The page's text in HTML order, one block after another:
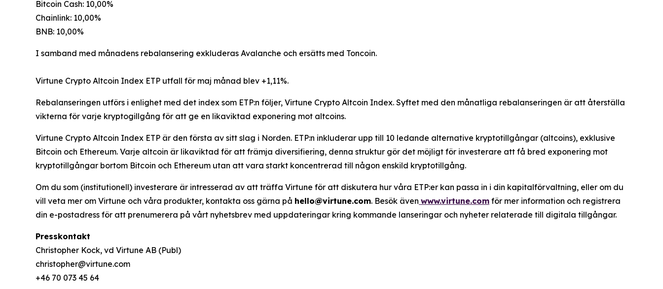
Bitcoin Cash: 10,00%
Chainlink: 10,00%
BNB: 10,00%
I samband med månadens rebalansering exkluderas Avalanche och ersätts med Toncoin.
Virtune Crypto Altcoin Index ETP utfall för maj månad blev +1,11%.
Rebalanseringen utförs i enlighet med det index som ETP:n följer, Virtune Crypto Altcoin Index. Syftet med den månatliga rebalanseringen är att återställa
vikterna för varje kryptogillgång för att ge en likaviktad exponering mot altcoins.
Virtune Crypto Altcoin Index ETP är den första av sitt slag i Norden. ETP:n inkluderar upp till 10 ledande alternative kryptotillgångar (altcoins), exklusive
Bitcoin och Ethereum. Varje altcoin är likaviktad för att främja diversifiering, denna struktur gör det möjligt för investerare att få bred exponering mot
kryptotillgångar bortom Bitcoin och Ethereum utan att vara starkt koncentrerad till någon enskild kryptotillgång.
Om du som (institutionell) investerare är intresserad av att träffa Virtune för att diskutera hur våra ETP:er kan passa in i din kapitalförvaltning, eller om du
vill veta mer om Virtune och våra produkter, kontakta oss gärna på hello@virtune.com. Besök även www.virtune.com för mer information och registrera
din e-postadress för att prenumerera på vårt nyhetsbrev med uppdateringar kring kommande lanseringar och nyheter relaterade till digitala tillgångar.
Presskontakt
Christopher Kock, vd Virtune AB (Publ)
christopher@virtune.com
+46 70 073 45 64